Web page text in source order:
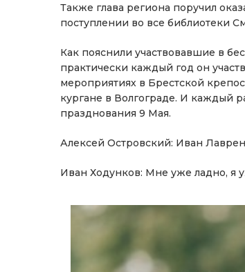
Также глава региона поручил
поступлении во все библиотеки
Как пояснили участвовавшие в
практически каждый год он
мероприятиях в Брестской
кургане в Волгограде. И каждый
празднования 9 Мая.
Алексей Островский: Иван
Иван Ходунков: Мне уже ладно, я